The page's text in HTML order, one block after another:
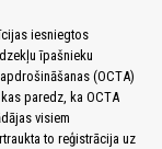
iesniegtos
īpašnieku
(OCTA)
paredz, ka OCTA
visiem
to reģistrācija uz